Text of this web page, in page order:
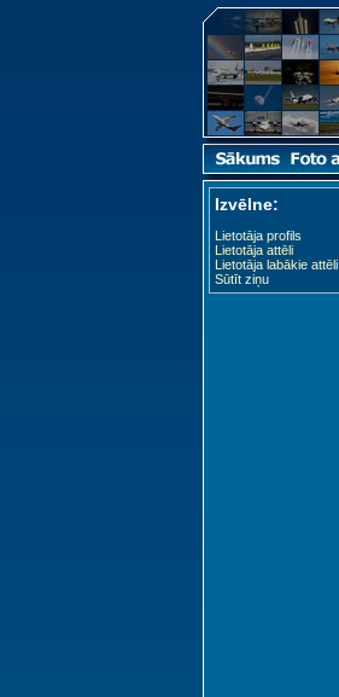
Izvēlne:
Lietotāja profils
Lietotāja attēli
Lietotāja labākie attēli
Sūtīt ziņu